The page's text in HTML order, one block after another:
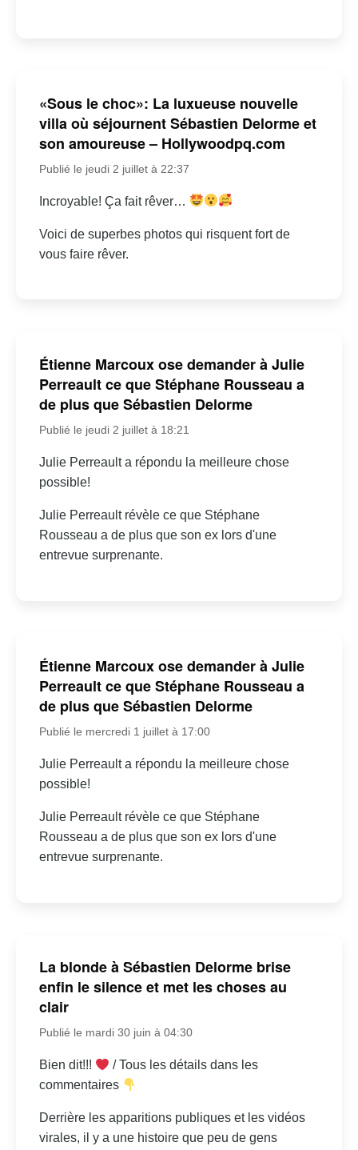
«Sous le choc»: La luxueuse nouvelle
villa où séjournent Sébastien Delorme et
son amoureuse – Hollywoodpq.com
Publié le jeudi 2 juillet à 22:37
Incroyable! Ça fait rêver…
Voici de superbes photos qui risquent fort de
vous faire rêver.
Étienne Marcoux ose demander à Julie
Perreault ce que Stéphane Rousseau a
de plus que Sébastien Delorme
Publié le jeudi 2 juillet à 18:21
Julie Perreault a répondu la meilleure chose
possible!
Julie Perreault révèle ce que Stéphane
Rousseau a de plus que son ex lors d'une
entrevue surprenante.
Étienne Marcoux ose demander à Julie
Perreault ce que Stéphane Rousseau a
de plus que Sébastien Delorme
Publié le mercredi 1 juillet à 17:00
Julie Perreault a répondu la meilleure chose
possible!
Julie Perreault révèle ce que Stéphane
Rousseau a de plus que son ex lors d'une
entrevue surprenante.
La blonde à Sébastien Delorme brise
enfin le silence et met les choses au
clair
Publié le mardi 30 juin à 04:30
Bien dit!!!
/ Tous les détails dans les
commentaires
Derrière les apparitions publiques et les vidéos
virales, il y a une histoire que peu de gens